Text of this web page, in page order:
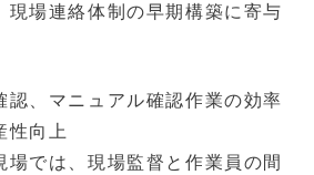
現場連絡体制の早期構築に寄与
認、マニュアル確認作業の効率
性向上
場では、現場監督と作業員の間